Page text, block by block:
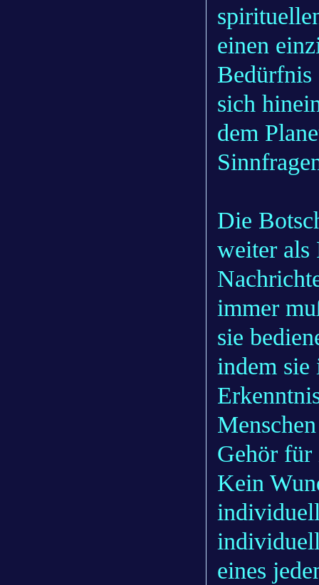
einen
Bedürfnis
sich
dem
Die
weiter als
immer
sie
indem sie
Gehör für
Kein
eines